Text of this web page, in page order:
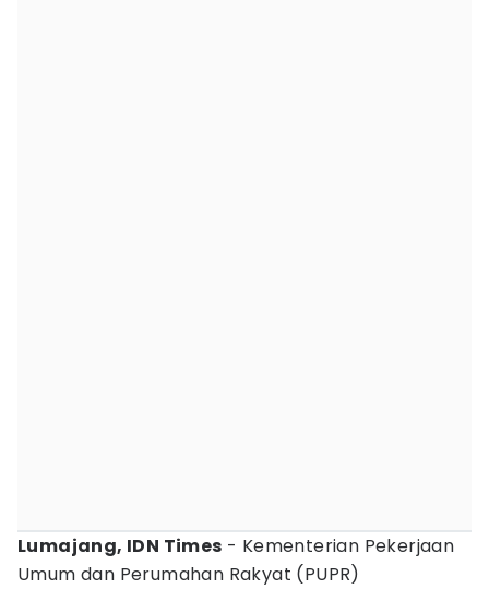
Lumajang, IDN Times - Kementerian Pekerjaan
Umum dan Perumahan Rakyat (PUPR)